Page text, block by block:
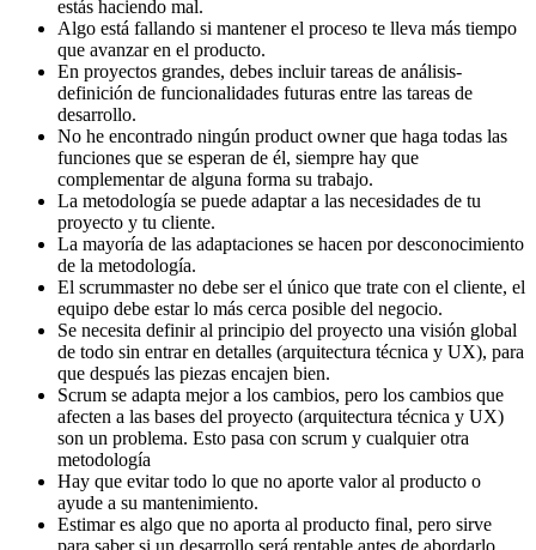
estás haciendo mal.
Algo está fallando si mantener el proceso te lleva más tiempo
que avanzar en el producto.
En proyectos grandes, debes incluir tareas de análisis-
definición de funcionalidades futuras entre las tareas de
desarrollo.
No he encontrado ningún product owner que haga todas las
funciones que se esperan de él, siempre hay que
complementar de alguna forma su trabajo.
La metodología se puede adaptar a las necesidades de tu
proyecto y tu cliente.
La mayoría de las adaptaciones se hacen por desconocimiento
de la metodología.
El scrummaster no debe ser el único que trate con el cliente, el
equipo debe estar lo más cerca posible del negocio.
Se necesita definir al principio del proyecto una visión global
de todo sin entrar en detalles (arquitectura técnica y UX), para
que después las piezas encajen bien.
Scrum se adapta mejor a los cambios, pero los cambios que
afecten a las bases del proyecto (arquitectura técnica y UX)
son un problema. Esto pasa con scrum y cualquier otra
metodología
Hay que evitar todo lo que no aporte valor al producto o
ayude a su mantenimiento.
Estimar es algo que no aporta al producto final, pero sirve
para saber si un desarrollo será rentable antes de abordarlo.